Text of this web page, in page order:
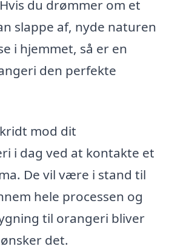
du drømmer om et
slappe af, nyde naturen
i hjemmet, så er en
den perfekte
mod dit
i dag ved at kontakte et
De vil være i stand til
hele processen og
til orangeri bliver
det.